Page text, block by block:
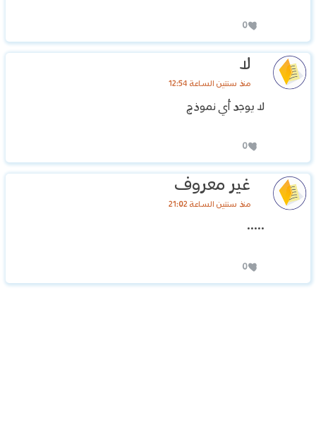
0
لا
منذ سنتين الساعة 12:54
لا يوجد أي نموذج
0
غير معروف
منذ سنتين الساعة 21:02
٠٠٠٠٠
0